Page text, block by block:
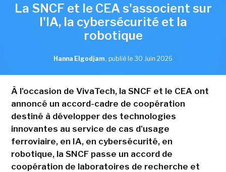
La SNCF et le CEA s'associent sur
l'IA, la cybersécurité et la
robotique
Hanna Elgodjam , publié le 30 Juin 2026
À l'occasion de VivaTech, la SNCF et le CEA ont
annoncé un accord-cadre de coopération
destiné à développer des technologies
innovantes au service de cas d'usage
ferroviaire, en IA, en cybersécurité, en
robotique, la SNCF passe un accord de
coopération de laboratoires de recherche et